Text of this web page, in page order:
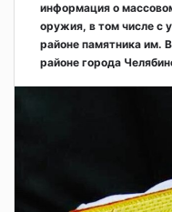
информация о
оружия, в том числе с
районе памятника им.
районе города